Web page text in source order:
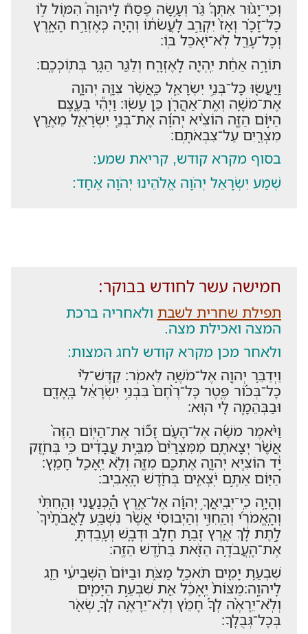
וְכִֽי־יָג֨וּר אִתְּךָ֜ גֵּ֗ר וְעָ֣שָׂה פֶסַח֮ לַֽיהוָה֒ הִמּ֧וֹל ל֣וֹ
כָל־זָכָ֗ר וְאָז֙ יִקְרַ֣ב לַֽעֲשֹׂת֔וֹ וְהָיָ֖ה כְּאֶזְרַ֣ח הָאָ֑רֶץ
וְכָל־עָרֵ֖ל לֹֽא־יֹ֥אכַל בּֽוֹ׃
תּוֹרָ֣ה אַחַ֔ת יִֽהְיֶ֖ה לָֽאֶזְרָ֑ח וְלַגֵּ֖ר הַגָּ֥ר בְּתֽוֹכְכֶֽם׃
וַֽיַּעֲשׂ֖וּ כָּל־בְּנֵ֣י יִשְׂרָאֵ֑ל כַּֽאֲשֶׁ֨ר צִוָּ֧ה יְהוָ֛ה
אֶת־מֹשֶׁ֥ה וְאֶֽת־אַהֲרֹ֖ן כֵּ֥ן עָשֽׂוּ׃ וַיְהִ֕י בְּעֶ֖צֶם
הַיּ֣וֹם הַזֶּ֑ה הוֹצִ֨יא יְהוָ֜ה אֶת־בְּנֵ֧י יִשְׂרָאֵ֛ל מֵאֶ֥רֶץ
מִצְרַ֖יִם עַל־צִבְאֹתָֽם׃
בסוף מקרא קודש, קריאת שמע:
שְׁמַע יִשְׂרָאֵל יְהֹוָה אֱלֹהֵינוּ יְהֹוָה אֶחָד:
חמישה עשר לחודש בבוקר:
תפילת שחרית לשבת ולאחריה ברכת
המצה ואכילת מצה.
ולאחר מכן מקרא קודש לחג המצות:
וַיְדַבֵּ֥ר יְהוָ֖ה אֶל־מֹשֶׁ֥ה לֵּאמֹֽר׃ קַדֶּשׁ־לִ֨י
כָל־בְּכ֜וֹר פֶּ֤טֶר כָּל־רֶ֨חֶם֙ בִּבְנֵ֣י יִשְׂרָאֵ֔ל בָּֽאָדָ֖ם
וּבַבְּהֵמָ֑ה לִ֖י הֽוּא׃
וַיֹּ֨אמֶר מֹשֶׁ֜ה אֶל־הָעָ֗ם זָכ֞וֹר אֶת־הַיּ֤וֹם הַזֶּה֙
אֲשֶׁ֨ר יְצָאתֶ֤ם מִמִּצְרַ֨יִם֙ מִבֵּ֣ית עֲבָדִ֔ים כִּ֚י בְּחֹ֣זֶק
יָ֔ד הוֹצִ֧יא יְהוָ֛ה אֶתְכֶ֖ם מִזֶּ֑ה וְלֹ֥א יֵֽאָכֵ֖ל חָמֵֽץ׃
הַיּ֖וֹם אַתֶּ֣ם יֹֽצְאִ֑ים בְּחֹ֖דֶשׁ הָֽאָבִֽיב׃
וְהָיָ֣ה כִֽי־יְבִֽיאֲךָ֣ יְהוָ֡ה אֶל־אֶ֣רֶץ הַֽ֠כְּנַעֲנִי וְהַֽחִתִּ֨י
וְהָֽאֱמֹרִ֜י וְהַֽחִוִּ֣י וְהַיְבוּסִ֗י אֲשֶׁ֨ר נִשְׁבַּ֤ע לַֽאֲבֹתֶ֨יךָ֙
לָ֣תֶת לָ֔ךְ אֶ֛רֶץ זָבַ֥ת חָלָ֖ב וּדְבָ֑שׁ וְעָֽבַדְתָּ֛
אֶת־הָֽעֲבֹדָ֥ה הַזֹּ֖את בַּחֹ֥דֶשׁ הַזֶּֽה׃
שִׁבְעַ֥ת יָמִ֖ים תֹּאכַ֣ל מַצֹּ֑ת וּבַיּוֹם֙ הַשְּׁבִיעִ֔י חַ֖ג
לַֽיהוָֽה׃מַצּוֹת֙ יֵֽאָכֵ֔ל אֵ֖ת שִׁבְעַ֣ת הַיָּמִ֑ים
וְלֹֽא־יֵרָאֶ֨ה לְךָ֜ חָמֵ֗ץ וְלֹֽא־יֵרָאֶ֥ה לְךָ֛ שְׂאֹ֖ר
בְּכָל־גְּבֻלֶֽךָ׃